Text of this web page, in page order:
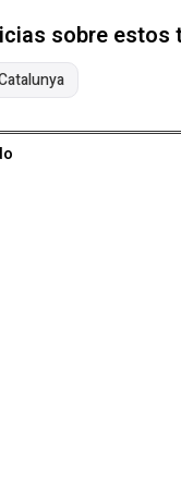
sobre estos